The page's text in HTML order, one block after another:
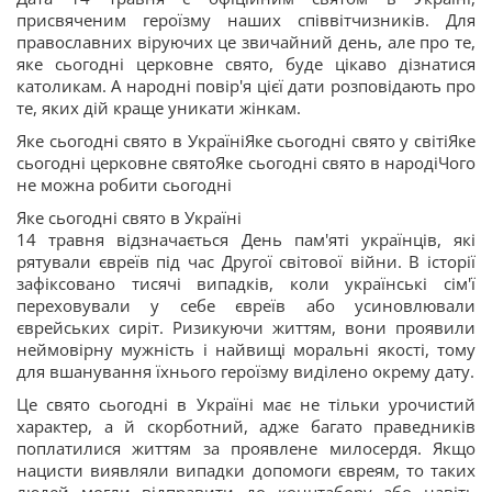
присвяченим героїзму наших співвітчизників. Для
православних віруючих це звичайний день, але про те,
яке сьогодні церковне свято, буде цікаво дізнатися
католикам. А народні повір'я цієї дати розповідають про
те, яких дій краще уникати жінкам.
Яке сьогодні свято в УкраїніЯке сьогодні свято у світіЯке
сьогодні церковне святоЯке сьогодні свято в народіЧого
не можна робити сьогодні
Яке сьогодні свято в Україні
14 травня відзначається День пам'яті українців, які
рятували євреїв під час Другої світової війни. В історії
зафіксовано тисячі випадків, коли українські сім'ї
переховували у себе євреїв або усиновлювали
єврейських сиріт. Ризикуючи життям, вони проявили
неймовірну мужність і найвищі моральні якості, тому
для вшанування їхнього героїзму виділено окрему дату.
Це свято сьогодні в Україні має не тільки урочистий
характер, а й скорботний, адже багато праведників
поплатилися життям за проявлене милосердя. Якщо
нацисти виявляли випадки допомоги євреям, то таких